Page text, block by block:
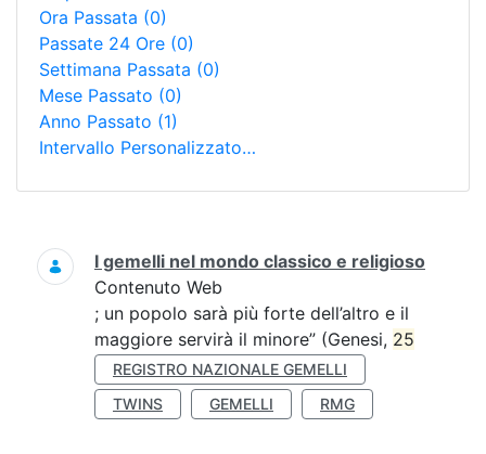
Ora Passata (0)
Passate 24 Ore (0)
Settimana Passata (0)
Mese Passato (0)
Anno Passato (1)
Intervallo Personalizzato…
Ricerca
I gemelli nel mondo classico e religioso
Contenuto Web
; un popolo sarà più forte dell’altro e il
maggiore servirà il minore” (Genesi, 25
REGISTRO NAZIONALE GEMELLI
TWINS
GEMELLI RMG